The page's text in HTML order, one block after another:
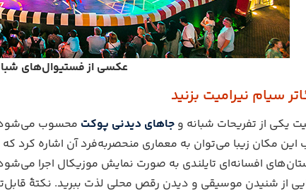
عکسی از فستیوال‌های
یکی از تفریحات شبانه و جاهای دیدنی پوکت محسوب می‌شود
مکان زیبا می‌توان به معماری منحصربه‌فرد آن اشاره کرد
افسانه‌ای تایلندی به صورت نمایش موزیکال اجرا
از شنیدن موسیقی و دیدن رقص محلی لذت ببرید. نکتۀ